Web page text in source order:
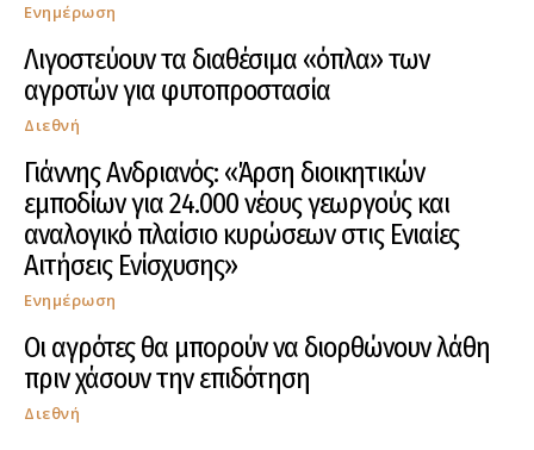
Ενημέρωση
Λιγοστεύουν τα διαθέσιμα «όπλα» των
αγροτών για φυτοπροστασία
Διεθνή
Γιάννης Ανδριανός: «Άρση διοικητικών
εμποδίων για 24.000 νέους γεωργούς και
αναλογικό πλαίσιο κυρώσεων στις Ενιαίες
Αιτήσεις Ενίσχυσης»
Ενημέρωση
Οι αγρότες θα μπορούν να διορθώνουν λάθη
πριν χάσουν την επιδότηση
Διεθνή